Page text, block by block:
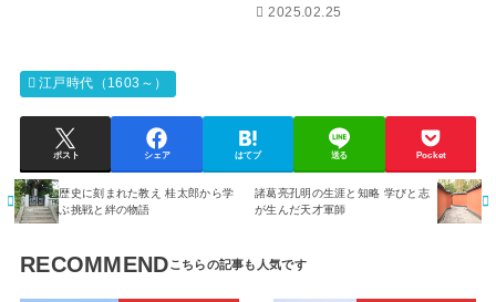
2025.02.25
江戸時代（1603～）
ポスト シェア はてブ 送る Pocket
歴史に刻まれた教え 桂太郎から学
ぶ挑戦と絆の物語
諸葛亮孔明の生涯と知略 学びと志
が生んだ天才軍師
RECOMMEND